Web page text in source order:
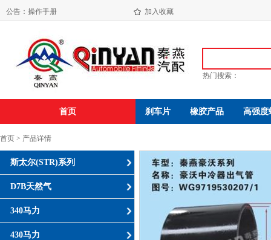
公告： 操作手册
加入收藏
热门搜索：
首页 刹车片 橡胶产品 高强度
首页 > 产品详情
斯太尔(STR)系列
D7B天然气
340马力
430马力